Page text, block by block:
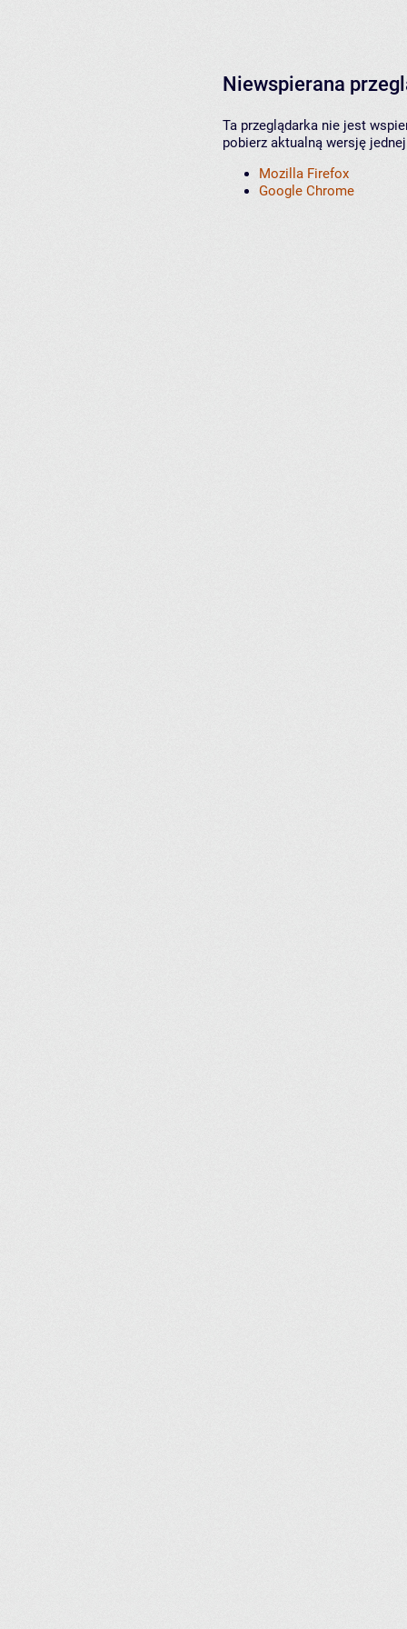
Niewspierana
Ta przeglądarka nie jest
pobierz aktualną wersję
Mozilla Firefox
Google Chrome